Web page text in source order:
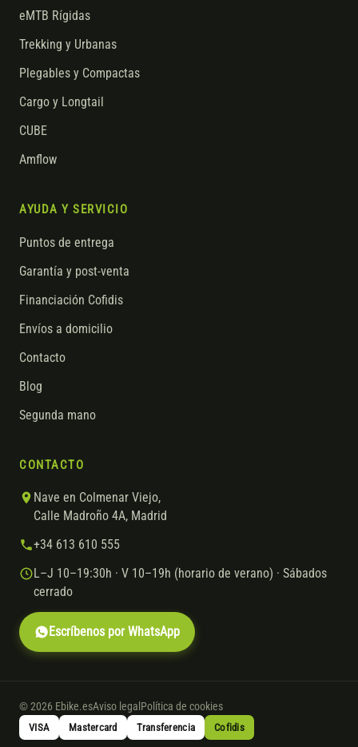
eMTB Rígidas
Trekking y Urbanas
Plegables y Compactas
Cargo y Longtail
CUBE
Amflow
AYUDA Y SERVICIO
Puntos de entrega
Garantía y post-venta
Financiación Cofidis
Envíos a domicilio
Contacto
Blog
Segunda mano
CONTACTO
Nave en Colmenar Viejo,
Calle Madroño 4A, Madrid
+34 613 610 555
L–J 10–19:30h · V 10–19h (horario de verano) · Sábados
cerrado
Escríbenos por WhatsApp
© 2026 Ebike.esAviso legal Política de cookies
VISA Mastercard Transferencia Cofidis